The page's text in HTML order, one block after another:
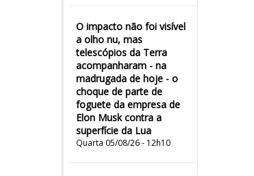
O impacto não foi visível
a olho nu, mas
telescópios da Terra
acompanharam - na
madrugada de hoje - o
choque de parte de
foguete da empresa de
Elon Musk contra a
superfície da Lua
Quarta 05/08/26 - 12h10